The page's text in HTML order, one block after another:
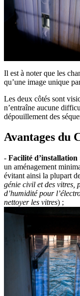
Il est à noter que les
qu’une image unique
Les deux côtés sont
n’entraîne aucune
dépouillement des
Avantages du
- Facilité d’installation
un aménagement
évitant ainsi la plupart
génie civil et des vitres,
d’humidité pour
nettoyer les vitres) ;